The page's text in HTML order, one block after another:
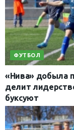
ФУТБОЛ
«Нива» добыла
делит
буксуют